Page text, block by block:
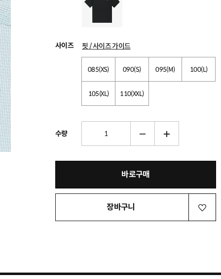
사이즈 핏 / 사이즈 가이드
085(XS) 090(S) 095(M) 100(L)
105(XL) 110(XXL)
수량
바로구매
장바구니